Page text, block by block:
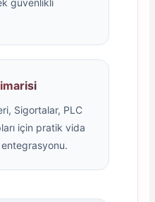
güvenlikli
Sigortalar, PLC
için pratik vida